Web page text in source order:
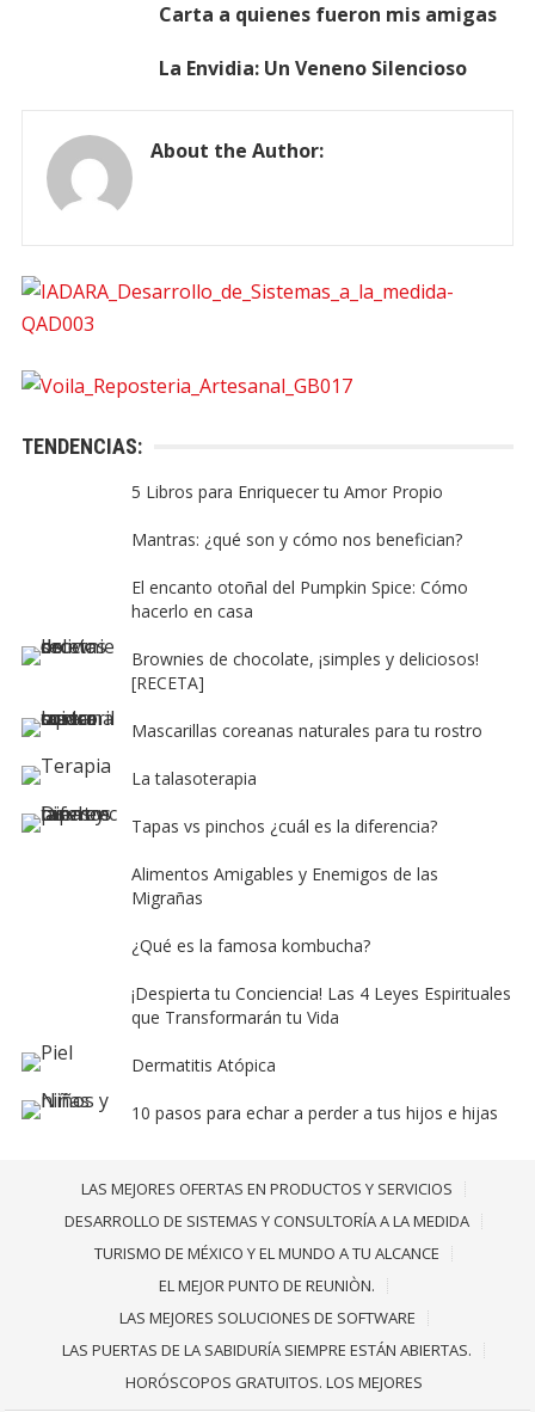
Carta a quienes fueron mis amigas
La Envidia: Un Veneno Silencioso
About the Author:
TENDENCIAS:
5 Libros para Enriquecer tu Amor Propio
Mantras: ¿qué son y cómo nos benefician?
El encanto otoñal del Pumpkin Spice: Cómo
hacerlo en casa
Brownies de chocolate, ¡simples y deliciosos!
[RECETA]
Mascarillas coreanas naturales para tu rostro
La talasoterapia
Tapas vs pinchos ¿cuál es la diferencia?
Alimentos Amigables y Enemigos de las
Migrañas
¿Qué es la famosa kombucha?
¡Despierta tu Conciencia! Las 4 Leyes Espirituales
que Transformarán tu Vida
Dermatitis Atópica
10 pasos para echar a perder a tus hijos e hijas
LAS MEJORES OFERTAS EN PRODUCTOS Y SERVICIOS
DESARROLLO DE SISTEMAS Y CONSULTORÍA A LA MEDIDA
TURISMO DE MÉXICO Y EL MUNDO A TU ALCANCE
EL MEJOR PUNTO DE REUNIÒN.
LAS MEJORES SOLUCIONES DE SOFTWARE
LAS PUERTAS DE LA SABIDURÍA SIEMPRE ESTÁN ABIERTAS.
HORÓSCOPOS GRATUITOS. LOS MEJORES